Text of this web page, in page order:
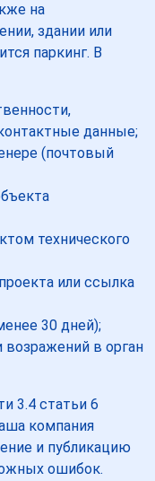
на
здании или
паркинг. В
данные;
(почтовый
технического
или ссылка
30 дней);
в орган
3.4 статьи 6
компания
и публикацию
ошибок.